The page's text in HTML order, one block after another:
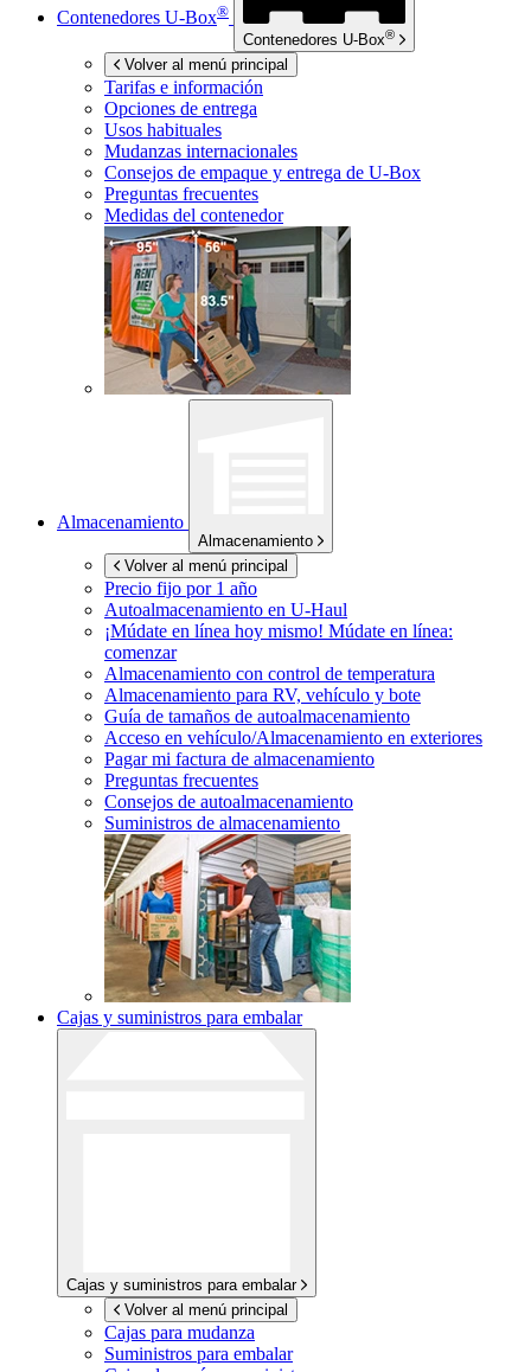
Contenedores U-Box®
Contenedores U-Box®
Volver al menú principal
Tarifas e información
Opciones de entrega
Usos habituales
Mudanzas internacionales
Consejos de empaque y entrega de U-Box
Preguntas frecuentes
Medidas del contenedor
Almacenamiento
Almacenamiento
Volver al menú principal
Precio fijo por 1 año
Autoalmacenamiento en U-Haul
¡Múdate en línea hoy mismo! Múdate en línea:
comenzar
Almacenamiento con control de temperatura
Almacenamiento para RV, vehículo y bote
Guía de tamaños de autoalmacenamiento
Acceso en vehículo/Almacenamiento en exteriores
Pagar mi factura de almacenamiento
Preguntas frecuentes
Consejos de autoalmacenamiento
Suministros de almacenamiento
Cajas y suministros para embalar
Cajas y suministros para embalar
Volver al menú principal
Cajas para mudanza
Suministros para embalar